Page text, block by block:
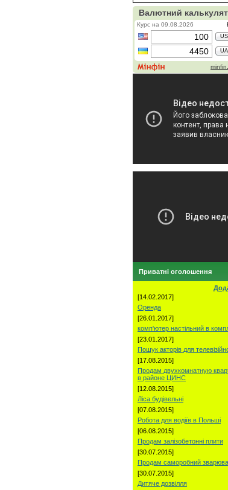
Приватні оголошення
[14.02.2017]
Оренда
[26.01.2017]
комп'ютер настільний в
[23.01.2017]
Пошук акторів для
[17.08.2015]
Продам двухкомнатную
в районе ЦИНС
[12.08.2015]
Ліса будівельні
[07.08.2015]
Робота для водіїв в Польші
[06.08.2015]
Продам залізобетонні плити
[30.07.2015]
Продам саморобний
[30.07.2015]
Дитяче дозвілля